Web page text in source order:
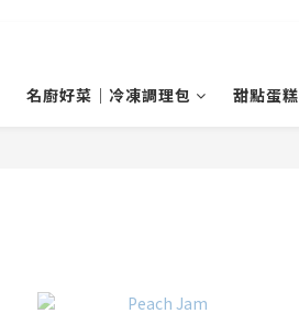
名廚好菜｜冷凍調理包 甜點蛋糕